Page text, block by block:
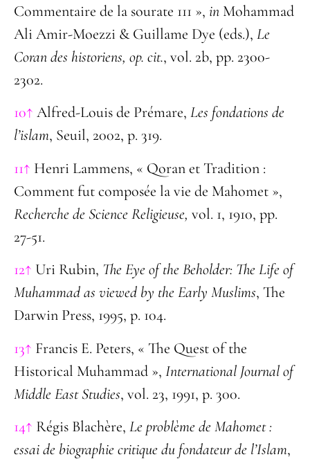
Commentaire de la sourate 111 », in Mohammad
Ali Amir-Moezzi & Guillame Dye (eds.), Le
Coran des historiens, op. cit., vol. 2b, pp. 2300-
2302.
10↑ Alfred-Louis de Prémare, Les fondations de
l’islam, Seuil, 2002, p. 319.
11↑ Henri Lammens, « Qoran et Tradition :
Comment fut composée la vie de Mahomet »,
Recherche de Science Religieuse, vol. 1, 1910, pp.
27-51.
12↑ Uri Rubin, The Eye of the Beholder: The Life of
Muhammad as viewed by the Early Muslims, The
Darwin Press, 1995, p. 104.
13↑ Francis E. Peters, « The Quest of the
Historical Muhammad », International Journal of
Middle EastStudies, vol. 23, 1991, p. 300.
14↑ Régis Blachère, Le problème de Mahomet :
essai de biographie critique du fondateur de l’Islam,